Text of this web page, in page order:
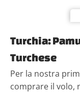
Turchia:
Turchese
Per la nostra
comprare il volo,